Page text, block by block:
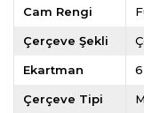
Cam Rengi
Çerçeve Şekli
Ekartman
Çerçeve Tipi